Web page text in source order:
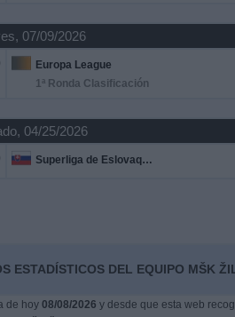
07/09/2026
Europa League
1ª Ronda Clasificación
04/25/2026
Superliga de Eslovaquia
ESTADÍSTICOS DEL EQUIPO MŠK
de hoy 08/08/2026 y desde que esta web